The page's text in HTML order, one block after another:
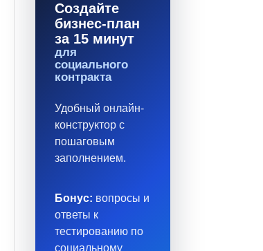
Создайте
бизнес-план
за 15 минут
для
социального
контракта
Удобный онлайн-
конструктор с
пошаговым
заполнением.
Бонус: вопросы и
ответы к
тестированию по
социальному